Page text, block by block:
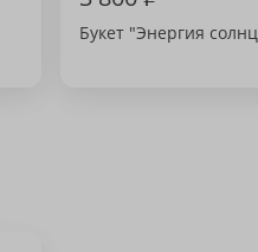
Букет "Энергия